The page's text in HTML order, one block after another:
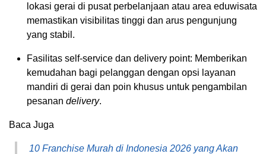
lokasi gerai di pusat perbelanjaan atau area eduwisata
memastikan visibilitas tinggi dan arus pengunjung
yang stabil.
Fasilitas self-service dan delivery point: Memberikan
kemudahan bagi pelanggan dengan opsi layanan
mandiri di gerai dan poin khusus untuk pengambilan
pesanan delivery.
Baca Juga
10 Franchise Murah di Indonesia 2026 yang Akan